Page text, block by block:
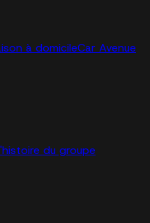
à domicileCar Avenue
du groupe